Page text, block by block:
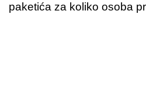
paketića za koliko osoba